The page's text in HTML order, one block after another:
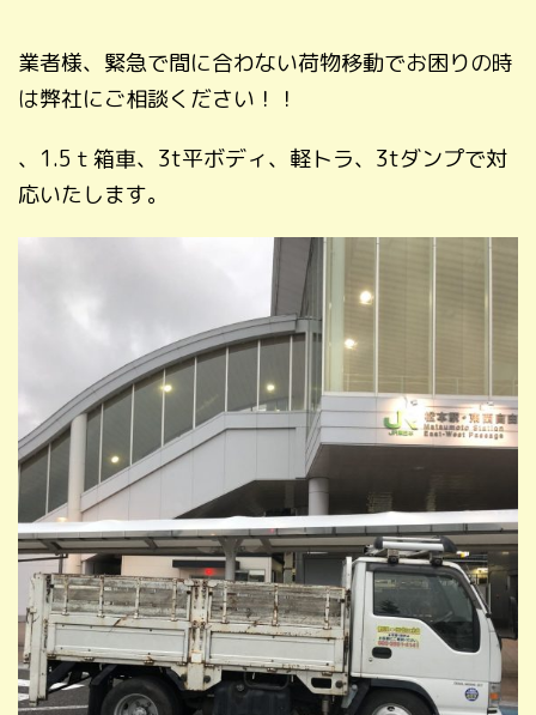
業者様、緊急で間に合わない荷物移動でお困りの時
は弊社にご相談ください！！
、1.5ｔ箱車、3t平ボディ、軽トラ、3tダンプで対
応いたします。